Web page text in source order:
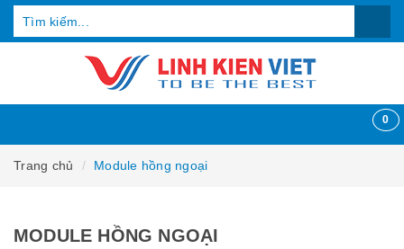
0
Trang chủ Module hồng ngoại
MODULE HỒNG NGOẠI